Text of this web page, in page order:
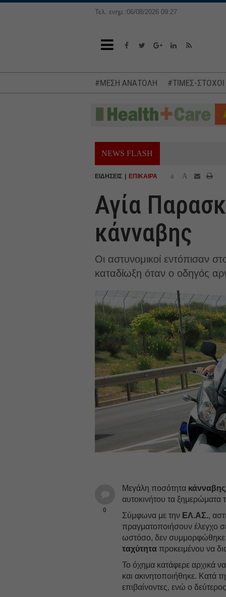
Τελ. ενημ.:06/08/2026 09:27
#ΜΕΣΗ ΑΝΑΤΟΛΗ #ΤΙΜΕΣ-
NEWS FLASH
ΕΙΔΗΣΕΙΣ ΕΠΙΚΑΙΡΑ a A
Αγία
κάνναβης
Οι αστυνομικοί εντόπισαν
καταδίωξη όταν ο οδηγός
0
Μεγάλη ποσότητα κάνναβης
αυτοκινήτου τα ξημερώματα
Σύμφωνα με την ΕΛ.ΑΣ.,
πραγματοποιήσουν έλεγχο
ωστόσο, δεν συμμορφώθηκε
ταχύτητα προκειμένου να
Το όχημα κατάφερε αρχικά
και ακινητοποιήθηκε. Κατά
επιβαίνοντες, ενώ ο